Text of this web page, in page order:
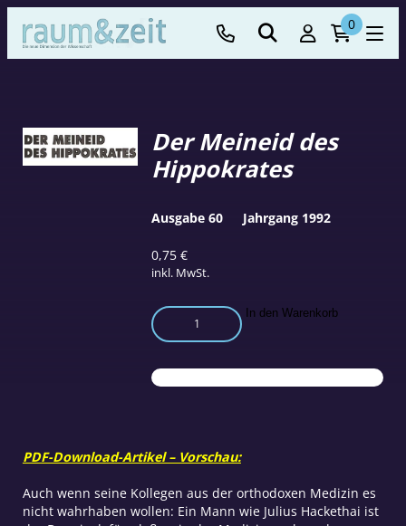
0
Der Meineid des
Hippokrates
0,75€
inkl. MwSt.
Der
Meineid
Hippokrates
Menge
In den Warenkorb
Ausgabe 60 Jahrgang 1992
PDF-Download-Artikel – Vorschau:
Auch wenn seine Kollegen aus der orthodoxen Medizin es
nicht wahrhaben wollen: Ein Mann wie Julius Hackethai ist